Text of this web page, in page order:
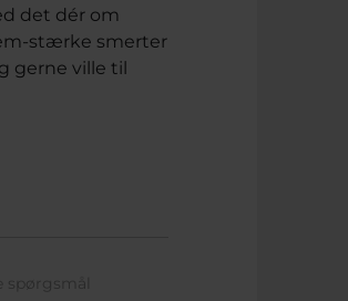
det dér om
stærke smerter
gerne ville til
spørgsmål